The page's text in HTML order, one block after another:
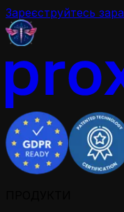
Зареєструйтесь